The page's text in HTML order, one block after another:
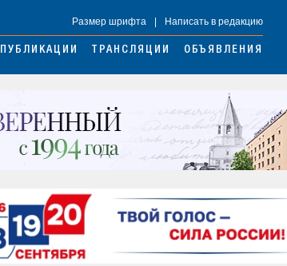
Размер шрифта Написать в редакцию
ПУБЛИКАЦИИ ТРАНСЛЯЦИИ ОБЪЯВЛЕНИЯ